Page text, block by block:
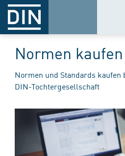
Normen kaufen
Normen und Standards kaufen
DIN-Tochtergesellschaft